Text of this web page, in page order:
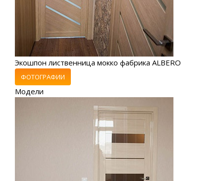
Экошпон лиственница мокко фабрика ALBERO
ФОТОГРАФИИ
Модели